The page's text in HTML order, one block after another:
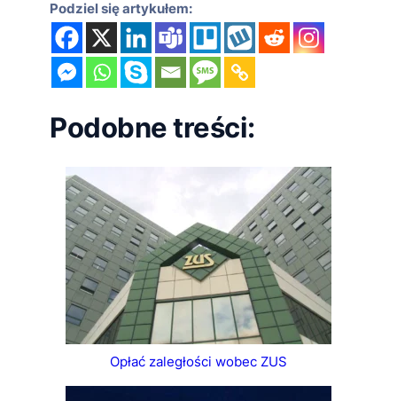
Podziel się artykułem:
Podobne treści:
Opłać zaległości wobec ZUS